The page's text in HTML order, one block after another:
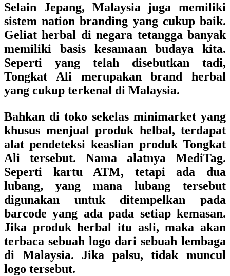
Selain Jepang, Malaysia juga memiliki
sistem nation branding yang cukup baik.
Geliat herbal di negara tetangga banyak
memiliki basis kesamaan budaya kita.
Seperti yang telah disebutkan tadi,
Tongkat Ali merupakan brand herbal
yang cukup terkenal di Malaysia.
Bahkan di toko sekelas minimarket yang
khusus menjual produk helbal, terdapat
alat pendeteksi keaslian produk Tongkat
Ali tersebut. Nama alatnya MediTag.
Seperti kartu ATM, tetapi ada dua
lubang, yang mana lubang tersebut
digunakan untuk ditempelkan pada
barcode yang ada pada setiap kemasan.
Jika produk herbal itu asli, maka akan
terbaca sebuah logo dari sebuah lembaga
di Malaysia. Jika palsu, tidak muncul
logo tersebut.